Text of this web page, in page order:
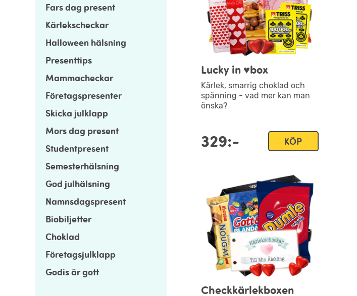
Fars dag present
Kärlekscheckar
Halloween hälsning
Presenttips
Mammacheckar
Företagspresenter
Skicka julklapp
Mors dag present
Studentpresent
Semesterhälsning
God julhälsning
Namnsdagspresent
Biobiljetter
Choklad
Företagsjulklapp
Godis är gott
Lucky in ♥box
Kärlek, smarrig choklad och
spänning - vad mer kan man
önska?
329:- KÖP
Checkkärlekboxen